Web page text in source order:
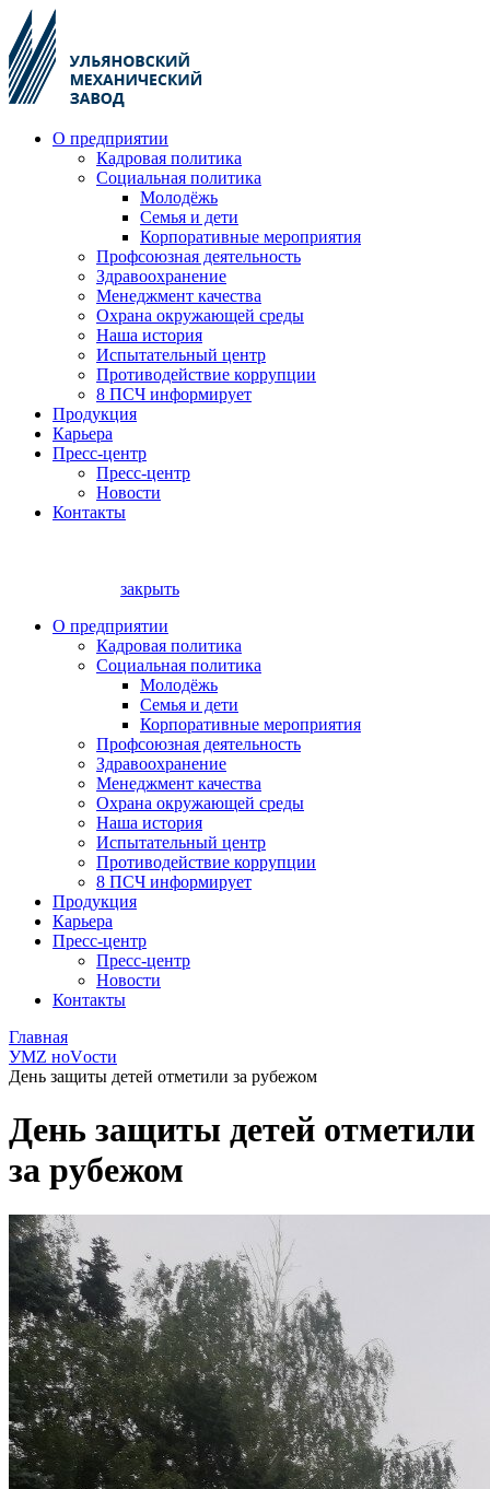
О предприятии
Кадровая политика
Социальная политика
Молодёжь
Семья и дети
Корпоративные мероприятия
Профсоюзная деятельность
Здравоохранение
Менеджмент качества
Охрана окружающей среды
Наша история
Испытательный центр
Противодействие коррупции
8 ПСЧ информирует
Продукция
Карьера
Пресс-центр
Пресс-центр
Новости
Контакты
закрыть
О предприятии
Кадровая политика
Социальная политика
Молодёжь
Семья и дети
Корпоративные мероприятия
Профсоюзная деятельность
Здравоохранение
Менеджмент качества
Охрана окружающей среды
Наша история
Испытательный центр
Противодействие коррупции
8 ПСЧ информирует
Продукция
Карьера
Пресс-центр
Пресс-центр
Новости
Контакты
Главная
УМZ ноVости
День защиты детей отметили за рубежом
День защиты детей отметили
за рубежом